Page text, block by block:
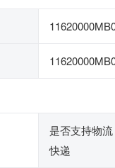
是否支持物流
快递